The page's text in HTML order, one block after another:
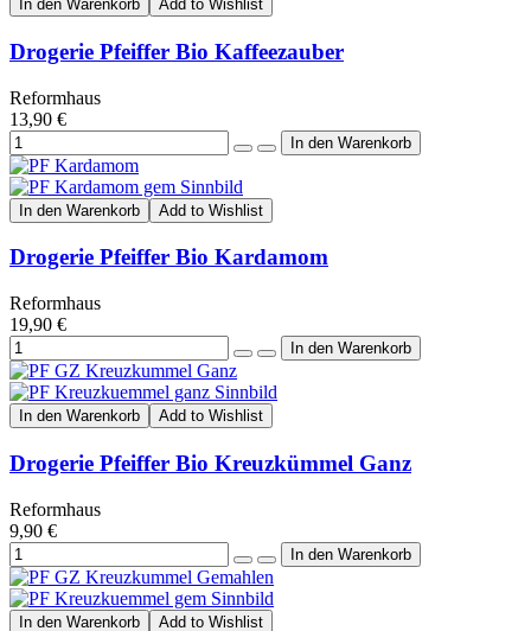
In den Warenkorb Add to Wishlist
Drogerie Pfeiffer Bio Kaffeezauber
Reformhaus
13,90 €
In den Warenkorb Add to Wishlist
Drogerie Pfeiffer Bio Kardamom
Reformhaus
19,90 €
In den Warenkorb Add to Wishlist
Drogerie Pfeiffer Bio Kreuzkümmel Ganz
Reformhaus
9,90 €
In den Warenkorb Add to Wishlist